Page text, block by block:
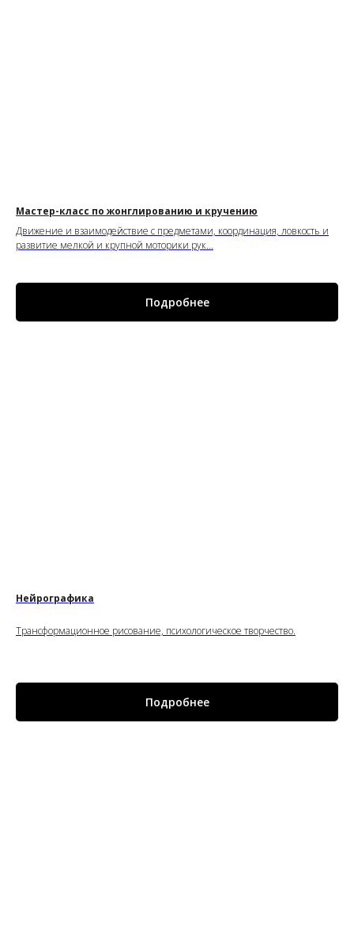
Мастер-класс по жонглированию и кручению
Движение и взаимодействие с предметами, координация, ловкость и
развитие мелкой и крупной моторики рук...
Подробнее
Нейрографика
Трансформационное рисование, психологическое творчество.
Подробнее